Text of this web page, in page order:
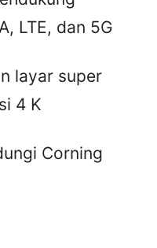
LTE, dan 5G
layar super
4 K
Corning